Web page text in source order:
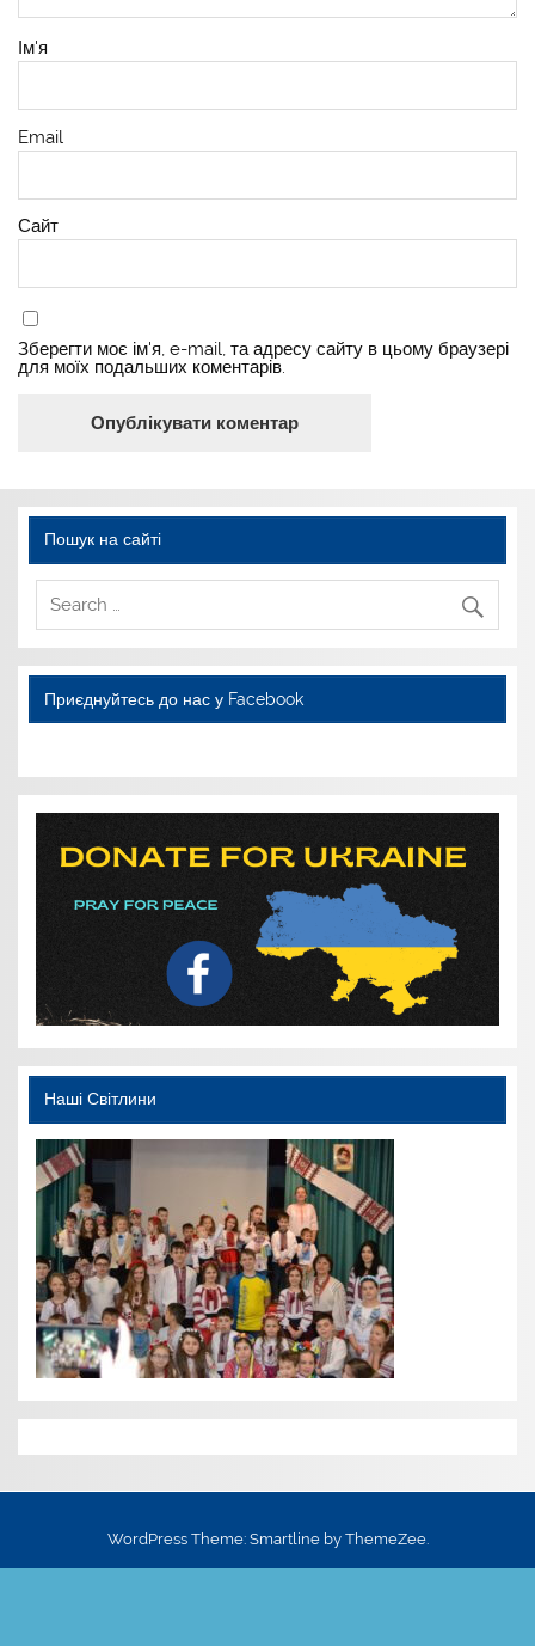
Ім'я
Email
Сайт
Зберегти моє ім'я, e-mail, та адресу сайту в цьому браузері
для моїх подальших коментарів.
Пошук на сайті
Приєднуйтесь до нас у Facebook
Наші Світлини
WordPress Theme: Smartline by ThemeZee.